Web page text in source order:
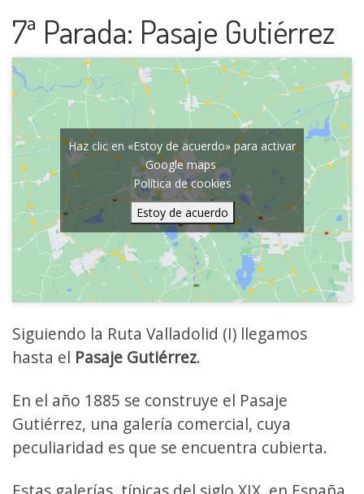
7ª Parada: Pasaje Gutiérrez
Haz clic en «Estoy de acuerdo» para activar
Google maps
Política de cookies
Estoy de acuerdo
Siguiendo la Ruta Valladolid (I) llegamos
hasta el Pasaje Gutiérrez.
En el año 1885 se construye el Pasaje
Gutiérrez, una galería comercial, cuya
peculiaridad es que se encuentra cubierta.